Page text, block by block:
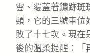
雲、覆蓋著鏽跡斑
類，它的三號車位
敗了十七次。現在
後的溫柔提醒：「